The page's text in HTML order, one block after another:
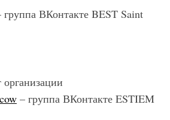
группа ВКонтакте BEST Saint
– группа ВКонтакте ESTIEM